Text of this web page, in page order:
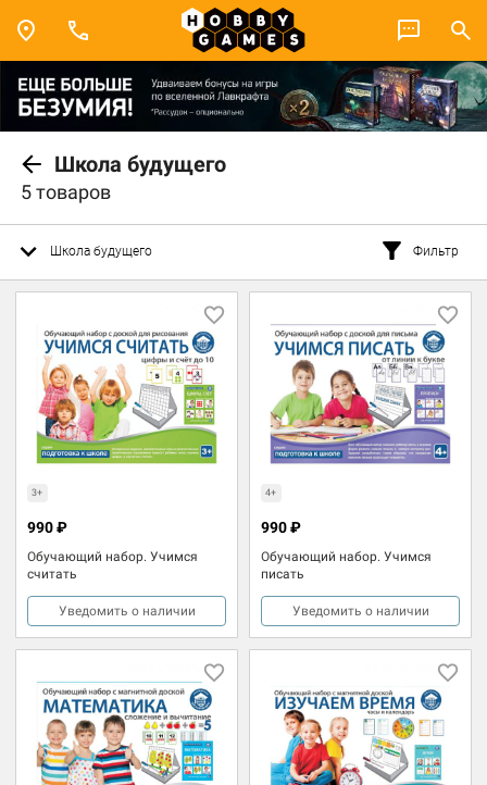
Школа будущего
5 товаров
Школа будущего Фильтр
3+
Обучающий набор. Учимся
считать
990 ₽
Уведомить о наличии
4+
Обучающий набор. Учимся
писать
990 ₽
Уведомить о наличии